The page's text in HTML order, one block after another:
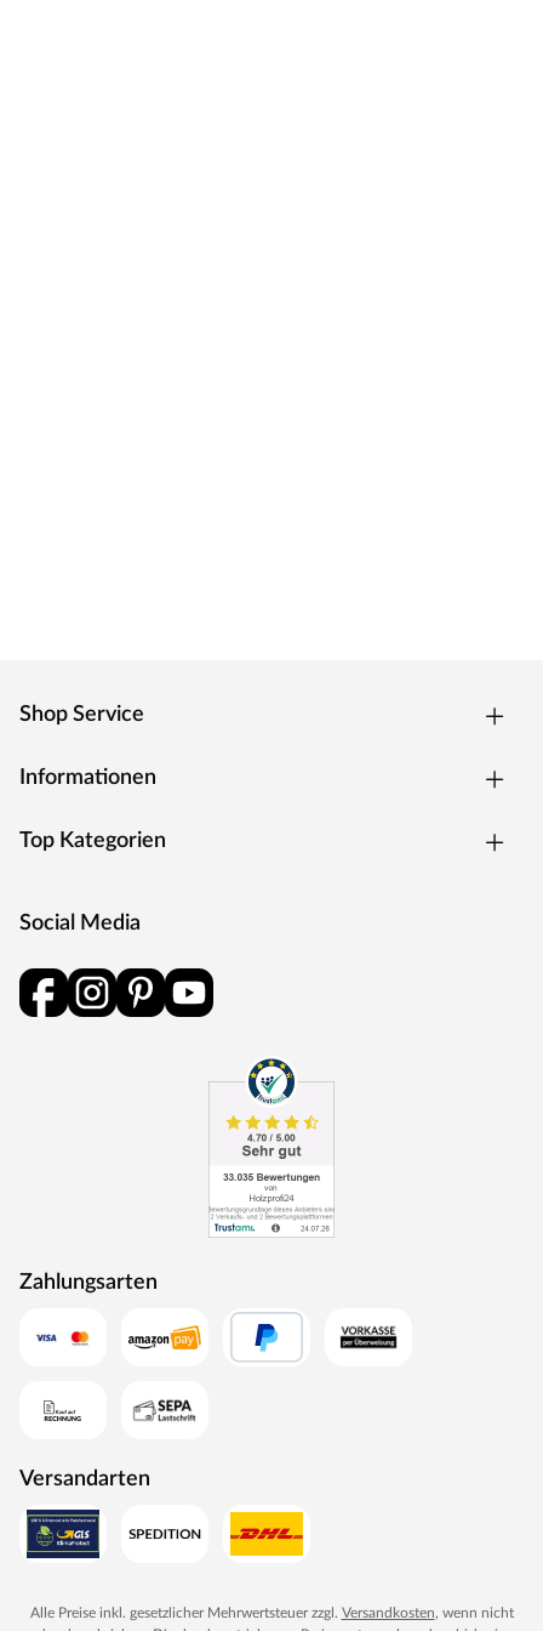
Shop Service
Informationen
Top Kategorien
Social Media
Zahlungsarten
Versandarten
Alle Preise inkl. gesetzlicher Mehrwertsteuer zzgl. Versandkosten, wenn nicht